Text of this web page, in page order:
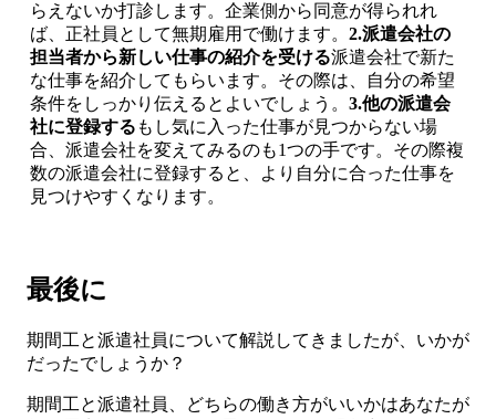
らえないか打診します。企業側から同意が得られれ
ば、正社員として無期雇用で働けます。 2.派遣会社の
担当者から新しい仕事の紹介を受ける派遣会社で新た
な仕事を紹介してもらいます。その際は、自分の希望
条件をしっかり伝えるとよいでしょう。 3.他の派遣会
社に登録する もし気に入った仕事が見つからない場
合、派遣会社を変えてみるのも1つの手です。その際複
数の派遣会社に登録すると、より自分に合った仕事を
見つけやすくなります。
最後に
期間工と派遣社員について解説してきましたが、いかが
だったでしょうか？
期間工と派遣社員、どちらの働き方がいいかはあなたが